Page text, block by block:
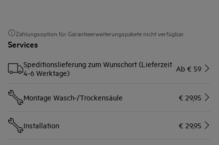
Zahlungsoption für Garantieerweiterungspakete nicht verfügbar.
Services
Speditionslieferung zum Wunschort (Lieferzeit
4-6 Werktage)
Ab € 59
Montage Wasch-/Trockensäule € 29,95
Installation € 29,95